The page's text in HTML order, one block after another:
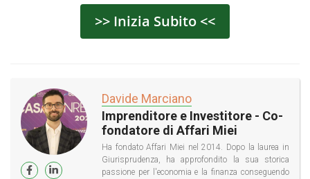
>> Inizia Subito <<
Davide Marciano
Imprenditore e Investitore - Co-
fondatore di Affari Miei
Ha fondato Affari Miei nel 2014. Dopo la laurea in
Giurisprudenza, ha approfondito la sua storica
passione per l'economia e la finanza conseguendo